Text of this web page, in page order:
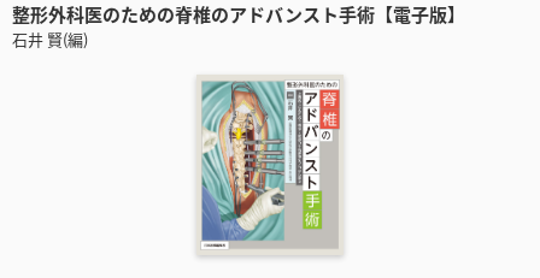
整形外科医のための脊椎のアドバンスト手術【電子版】
石井 賢(編)